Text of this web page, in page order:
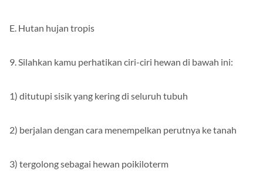
E. Hutan hujan tropis
9. Silahkan kamu perhatikan ciri-ciri hewan di bawah ini:
1) ditutupi sisik yang kering di seluruh tubuh
2) berjalan dengan cara menempelkan perutnya ke tanah
3) tergolong sebagai hewan poikiloterm